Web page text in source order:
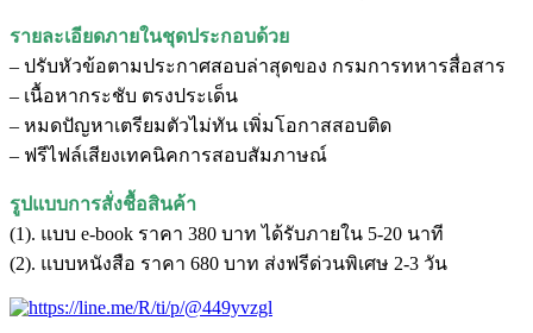
รายละเอียดภายในชุดประกอบด้วย
– ปรับหัวข้อตามประกาศสอบล่าสุดของ กรมการทหารสื่อสาร
– เนื้อหากระชับ ตรงประเด็น
– หมดปัญหาเตรียมตัวไม่ทัน เพิ่มโอกาสสอบติด
– ฟรีไฟล์เสียงเทคนิคการสอบสัมภาษณ์
รูปแบบการสั่งชื้อสินค้า
(1). แบบ e-book ราคา 380 บาท ได้รับภายใน 5-20 นาที
(2). แบบหนังสือ ราคา 680 บาท ส่งฟรีด่วนพิเศษ 2-3 วัน